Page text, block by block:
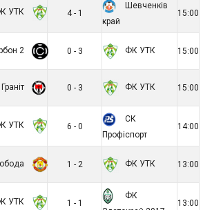
УТК 4 - 1
Шевченків
край
15:00
2 0 - 3 ФК УТК 15:00
Граніт 0 - 3 ФК УТК 15:00
УТК 6 - 0
СК
Профіспорт
14:00
1 - 2 ФК УТК 13:00
УТК 1 - 1
ФК
13:00